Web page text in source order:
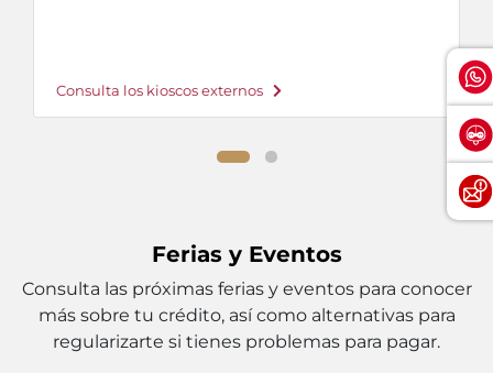
Consulta los kioscos externos
Ferias y Eventos
Consulta las próximas ferias y eventos para conocer
más sobre tu crédito, así como alternativas para
regularizarte si tienes problemas para pagar.